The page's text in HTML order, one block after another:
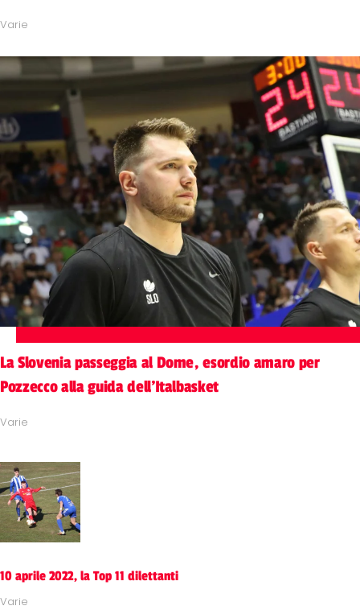
Varie
La Slovenia passeggia al Dome, esordio amaro per
Pozzecco alla guida dell'Italbasket
Varie
10 aprile 2022, la Top 11 dilettanti
Varie